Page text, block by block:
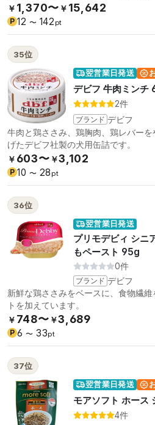
￥ 1,370〜 ￥ 15,642
P 12 〜 142 pt
35位
翌営業日発送
デビフ 牛肉ミンチ
2件
ブランド デビフ
牛肉と鶏ささみ、鶏胸肉、鶏レバー
げたデビフ社製の犬用缶詰です。
￥ 603〜 ￥3,102
P 10 〜 28 pt
36位
翌営業日発送
プリモデビィ シニ
もペースト 95g
0件
ブランド デビフ
新鮮な鶏ささみをベースに、食物繊
トを加えています。
￥ 748〜 ￥3,689
P 6 〜 33pt
37位
翌営業日発送
モアソフト ホース
4件